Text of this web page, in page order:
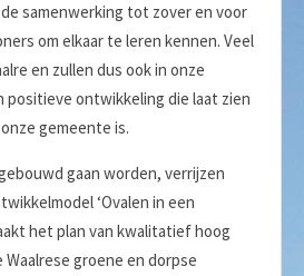
samenwerking tot zover en voor
om elkaar te leren kennen. Veel
en zullen dus ook in onze
positieve ontwikkeling die laat zien
gemeente is.
gaan worden, verrijzen
‘Ovalen in een
het plan van kwalitatief hoog
Waalrese groene en dorpse